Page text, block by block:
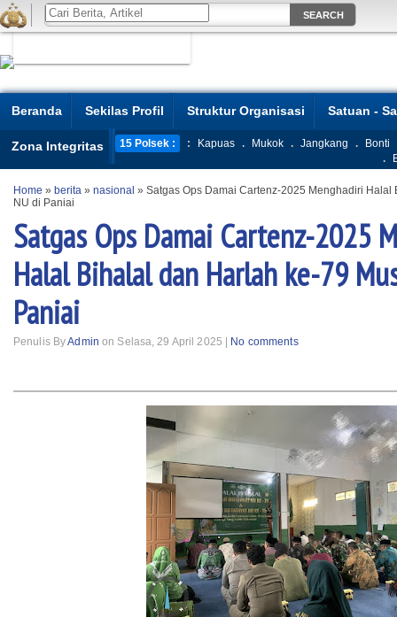
Beranda Sekilas Profil Struktur Organisasi Satuan -
Zona Integritas 15 Polsek : : Kapuas . Mukok . Jangkang .
Bonti
.
Home » berita » nasional » Satgas Ops Damai Cartenz-2025 Menghadiri
NU di Paniai
Satgas Ops Damai Cartenz-2025
Halal Bihalal dan Harlah ke-79
Paniai
Penulis ByAdmin on Selasa, 29 April 2025 | No comments